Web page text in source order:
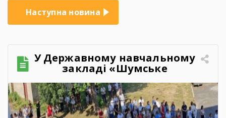
Наступна новина
У Державному навчальному
закладі «Шумське
професійно-технічне
училище» відбувся
зворушливий випускний
захід – 2026